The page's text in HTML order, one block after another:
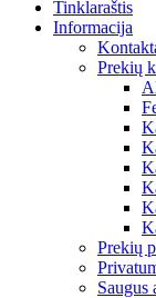
Tinklaraštis
Informacija
Prekių
Prekių
Saugus